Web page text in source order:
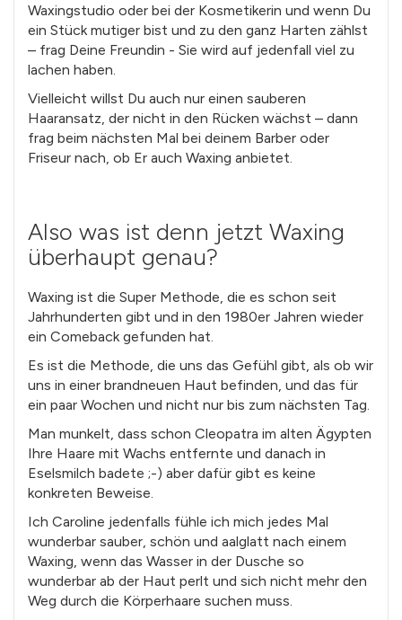
Waxingstudio oder bei der Kosmetikerin und wenn Du
ein Stück mutiger bist und zu den ganz Harten zählst
– frag Deine Freundin - Sie wird auf jedenfall viel zu
lachen haben.
Vielleicht willst Du auch nur einen sauberen
Haaransatz, der nicht in den Rücken wächst – dann
frag beim nächsten Mal bei deinem Barber oder
Friseur nach, ob Er auch Waxing anbietet.
Also was ist denn jetzt Waxing
überhaupt genau?
Waxing ist die Super Methode, die es schon seit
Jahrhunderten gibt und in den 1980er Jahren wieder
ein Comeback gefunden hat.
Es ist die Methode, die uns das Gefühl gibt, als ob wir
uns in einer brandneuen Haut befinden, und das für
ein paar Wochen und nicht nur bis zum nächsten Tag.
Man munkelt, dass schon Cleopatra im alten Ägypten
Ihre Haare mit Wachs entfernte und danach in
Eselsmilch badete ;-) aber dafür gibt es keine
konkreten Beweise.
Ich Caroline jedenfalls fühle ich mich jedes Mal
wunderbar sauber, schön und aalglatt nach einem
Waxing, wenn das Wasser in der Dusche so
wunderbar ab der Haut perlt und sich nicht mehr den
Weg durch die Körperhaare suchen muss.